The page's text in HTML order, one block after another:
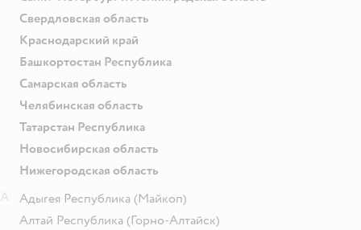
Свердловская область
Краснодарский край
Башкортостан Республика
Самарская область
Челябинская область
Татарстан Республика
Новосибирская область
Нижегородская область
Адыгея Республика (Майкоп)
Алтай Республика (Горно-Алтайск)